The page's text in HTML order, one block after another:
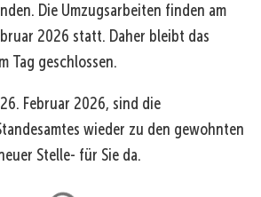
Die Umzugsarbeiten finden am
2026 statt. Daher bleibt das
Tag geschlossen.
Februar 2026, sind die
wieder zu den gewohnten
Stelle- für Sie da.